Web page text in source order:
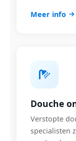
Meer info
Douche
Verstopte
specialisten